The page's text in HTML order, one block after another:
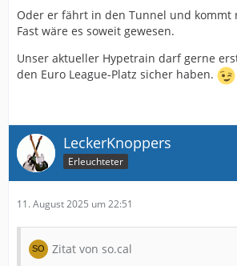
Oder er fährt in den Tunnel und kommt
Fast wäre es soweit gewesen.
Unser aktueller Hypetrain darf gerne
den Euro League-Platz sicher haben.
LeckerKnoppers
Erleuchteter
11. August 2025 um 22:51
Zitat von so.cal